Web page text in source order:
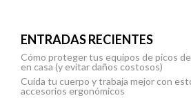
ENTRADAS RECIENTES
Cómo proteger tus equipos de picos
en casa (y evitar daños costosos)
Cuida tu cuerpo y trabaja mejor con
accesorios ergonómicos